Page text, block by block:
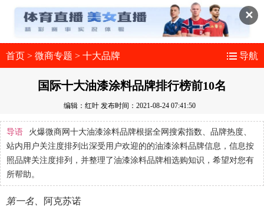
✕
首页 > 微商专题 > 十大品牌 导航
国际十大油漆涂料品牌排行榜前10名
编辑：红叶 发布时间：2021-08-24 07:41:50
导语
火爆微商网十大油漆涂料品牌根据全网搜索指数、品牌热度、
站内用户关注度排列出深受用户欢迎的的油漆涂料品牌信息，信息按
照品牌关注度排列，并整理了油漆涂料品牌相选购知识，希望对您有
所帮助。
第一名、 阿克苏诺